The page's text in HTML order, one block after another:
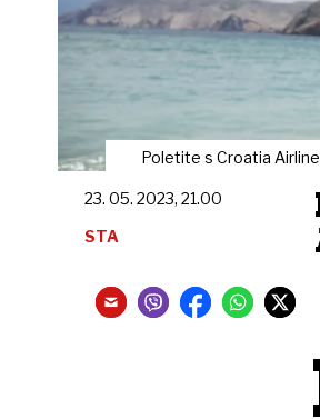
Poletite s Croatia
23. 05. 2023, 21.00
STA